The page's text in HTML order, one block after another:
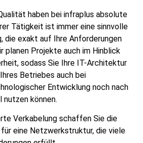
haben bei infraplus absolute
Tätigkeit ist immer eine sinnvolle
die exakt auf Ihre Anforderungen
planen Projekte auch im Hinblick
sodass Sie Ihre IT-Architektur
Betriebes auch bei
Entwicklung noch nach
nutzen können.
Verkabelung schaffen Sie die
eine Netzwerkstruktur, die viele